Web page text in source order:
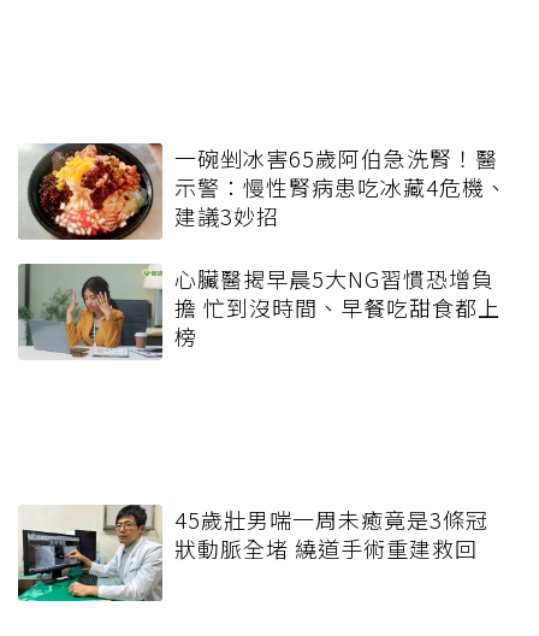
一碗剉冰害65歲阿伯急洗腎！醫
示警：慢性腎病患吃冰藏4危機、
建議3妙招
心臟醫揭早晨5大NG習慣恐增負
擔 忙到沒時間、早餐吃甜食都上
榜
45歲壯男喘一周未癒竟是3條冠
狀動脈全堵 繞道手術重建救回